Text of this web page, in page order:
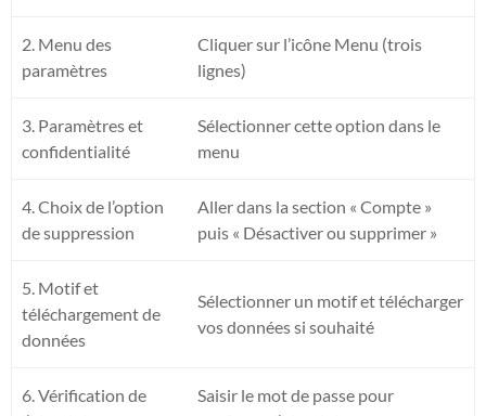
2. Menu des
paramètres
Cliquer sur l’icône Menu (trois
lignes)
3. Paramètres et
confidentialité
Sélectionner cette option dans le
menu
4. Choix de l’option
de suppression
Aller dans la section « Compte »
puis « Désactiver ou supprimer »
5. Motif et
téléchargement de
données
Sélectionner un motif et télécharger
vos données si souhaité
6. Vérification de
Saisir le mot de passe pour